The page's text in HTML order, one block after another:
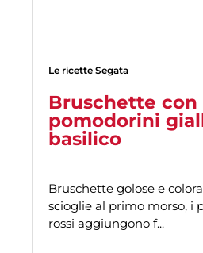
Le ricette Segata
Bruschette con
pomodorini
basilico
Bruschette golose e
scioglie al primo morso, i
rossi aggiungono f...